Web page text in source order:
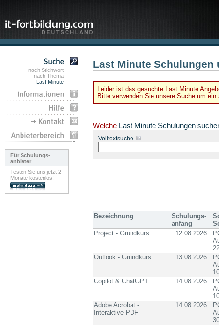
nach Stichwort
nach Thema
Last Minute
Für Schulungs-
anbieter
Testen Sie uns jetzt 2
Monate kostenlos!
Last Minute Schulungen
Leider ist das gesuchte Last Minute
Bitte verwenden Sie unsere Suche um
Welche Last Minute Schulungen
Volltextsuche
Bezeichnung
Schulungs-
anfang
Project - Grundkurs
12.08.2026
Outlook - Grundkurs
13.08.2026
Copilot & ChatGPT
14.08.2026
Adobe Acrobat -
Interaktive PDF
14.08.2026